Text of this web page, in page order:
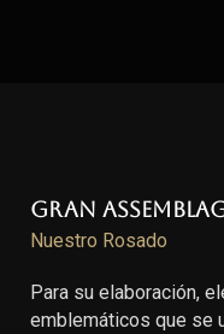
Gran
Nuestro Rosado
Para su elaboración,
emblemáticos que se